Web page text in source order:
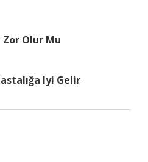
Olur Mu
Iyi Gelir